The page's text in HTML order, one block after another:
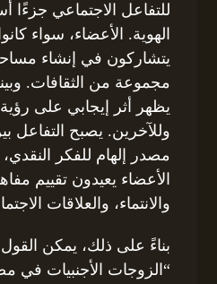
للتفاعل الاجتماعي جزءًا
الهوية. الأعضاء، سواء
يتشاركون في إنشاء
مجموعة من الثقافات.
يظهر أثر إيجابي على رؤية
وللآخرين. يصبح التفاعل
مصدر إلهام للفكر
الأعضاء يعيدون تقييم
والانتماء، والعلاقات
بناءً على ذلك، يمكن
“الزوجات الأجنبيات